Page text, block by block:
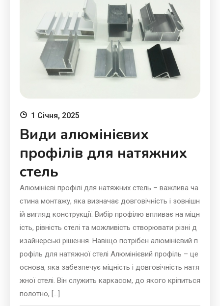
1 Січня, 2025
Види алюмінієвих
профілів для натяжних
стель
Алюмінієві профілі для натяжних стель – важлива ча
стина монтажу, яка визначає довговічність і зовнішн
ій вигляд конструкції. Вибір профілю впливає на міцн
ість, рівність стелі та можливість створювати різні д
изайнерські рішення. Навіщо потрібен алюмінієвий п
рофіль для натяжної стелі Алюмінієвий профіль – це
основа, яка забезпечує міцність і довговічність натя
жної стелі. Він служить каркасом, до якого кріпиться
полотно, […]